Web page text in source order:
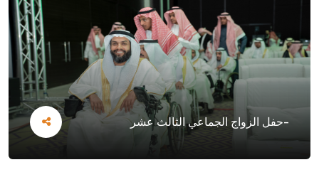
-حفل الزواج الجماعي الثالث عشر